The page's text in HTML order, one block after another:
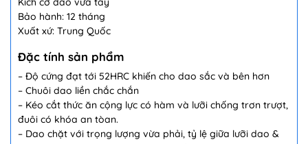
Bảo hành: 12 tháng
Xuất xứ: Trung Quốc
Đặc tính sản phẩm
– Độ cứng đạt tới 52HRC khiến cho dao sắc và bên hơn
– Chuôi dao liền chắc chắn
– Kéo cắt thức ăn cộng lực có hàm và lưỡi chống trơn trượt,
đuôi có khóa an tòan.
– Dao chặt với trọng lượng vừa phải, tỷ lệ giữa lưỡi dao &